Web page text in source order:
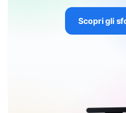
Scopri gli